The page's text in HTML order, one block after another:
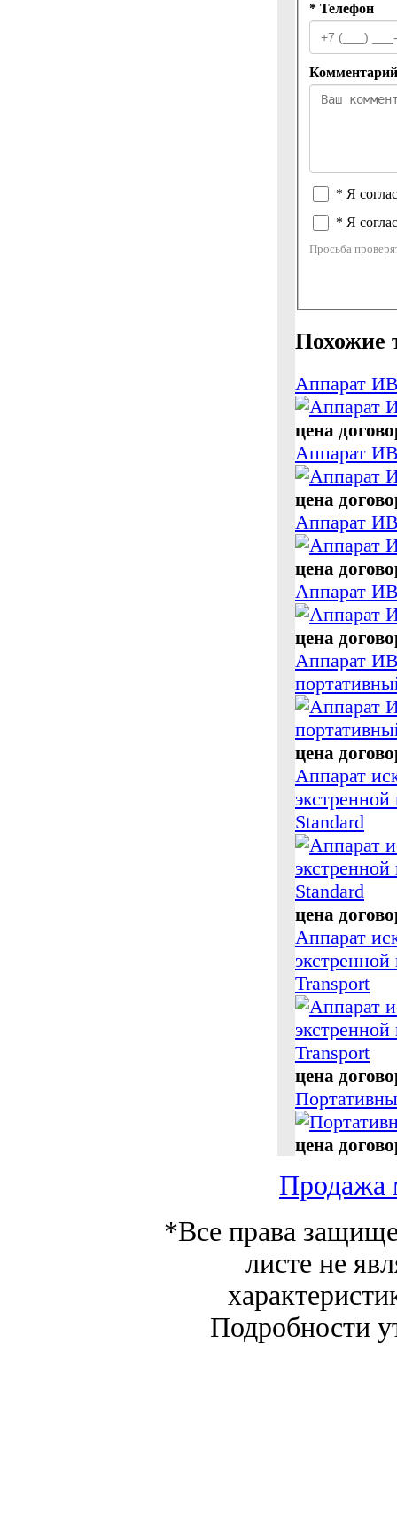
* Телефон
Комментарий
* Я
* Я
Просьба
Похожие
Аппарат
цена
Аппарат
цена
Аппарат
цена
Аппарат
цена
Аппарат
цена
Аппарат
Standard
цена
Аппарат
Transport
цена
цена
Продажа
*Все права
листе не
Подробности